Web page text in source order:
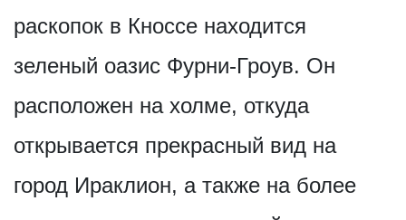
раскопок в Кноссе находится
зеленый оазис Фурни-Гроув. Он
расположен на холме, откуда
открывается прекрасный вид на
город Ираклион, а также на более